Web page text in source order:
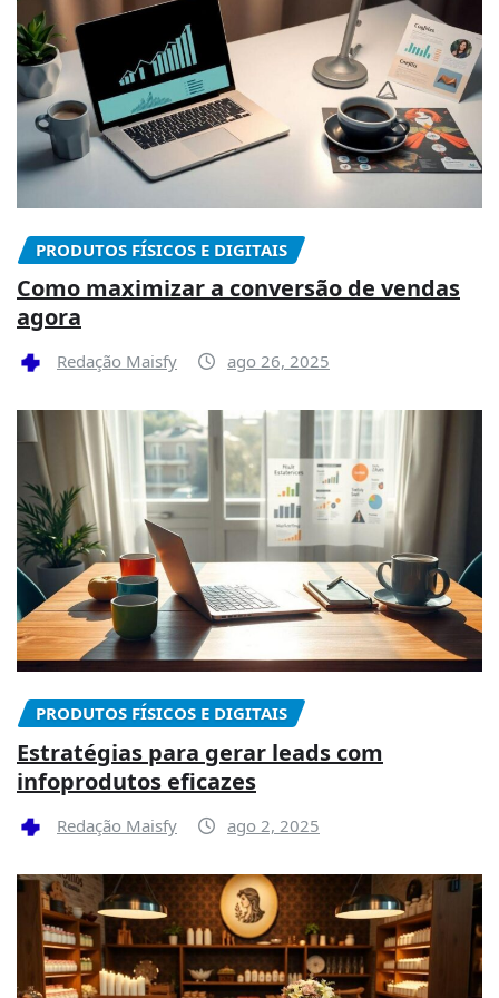
PRODUTOS FÍSICOS E DIGITAIS
Como maximizar a conversão de vendas
agora
Redação Maisfy ago 26, 2025
PRODUTOS FÍSICOS E DIGITAIS
Estratégias para gerar leads com
infoprodutos eficazes
Redação Maisfy ago 2, 2025